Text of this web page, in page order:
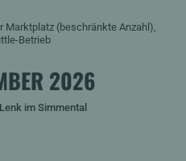
Marktplatz (beschränkte Anzahl),
Betrieb
2026
im Simmental